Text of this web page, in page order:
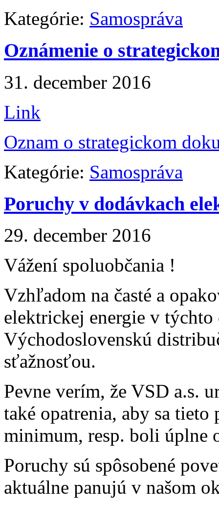
Kategórie: Samospráva
Oznámenie o
31. december 2016
Link
Oznam o strategickom
Kategórie: Samospráva
Poruchy v dodávkach
29. december 2016
Vážení spoluobčania !
Vzhľadom na časté a
elektrickej energie v
Východoslovenskú
sťažnosťou.
Pevne verím, že VSD a.s.
také opatrenia, aby sa
minimum, resp. boli úplne
Poruchy sú spôsobené
aktuálne panujú v našom